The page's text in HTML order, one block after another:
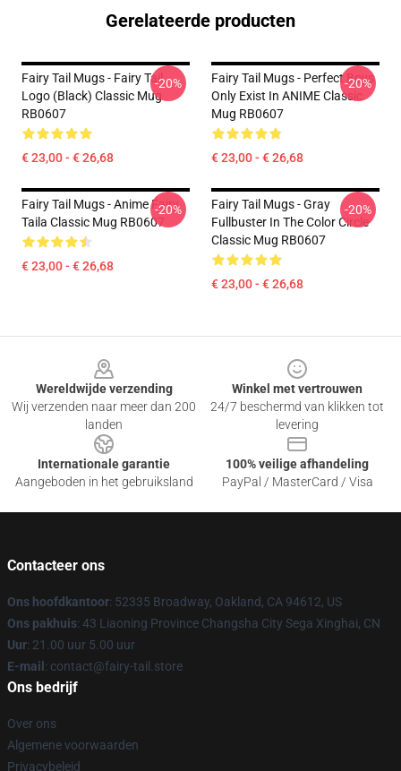
Gerelateerde producten
Fairy Tail Mugs - Fairy Tail
Logo (Black) Classic Mug
RB0607
€ 23,00 - € 26,68
-20%
Fairy Tail Mugs - Perfect Boys
Only Exist In ANIME Classic
Mug RB0607
€ 23,00 - € 26,68
-20%
Fairy Tail Mugs - Anime Fairy
Taila Classic Mug RB0607
€ 23,00 - € 26,68
-20%
Fairy Tail Mugs - Gray
Fullbuster In The Color Circle
Classic Mug RB0607
€ 23,00 - € 26,68
-20%
Wereldwijde verzending
Wij verzenden naar meer dan 200
landen
Winkel met vertrouwen
24/7 beschermd van klikken tot
levering
Internationale garantie
Aangeboden in het gebruiksland
100% veilige afhandeling
PayPal / MasterCard / Visa
Contacteer ons
Ons hoofdkantoor: 52335 Broadway, Oakland, CA 94612, US
Ons pakhuis: 43 Liaoning Province Changsha City Sega Xinghai, CN
Uur: 21.00 uur 5.00 uur
E-mail : contact@fairy-tail.store
Ons bedrijf
Over ons
Algemene voorwaarden
Privacybeleid